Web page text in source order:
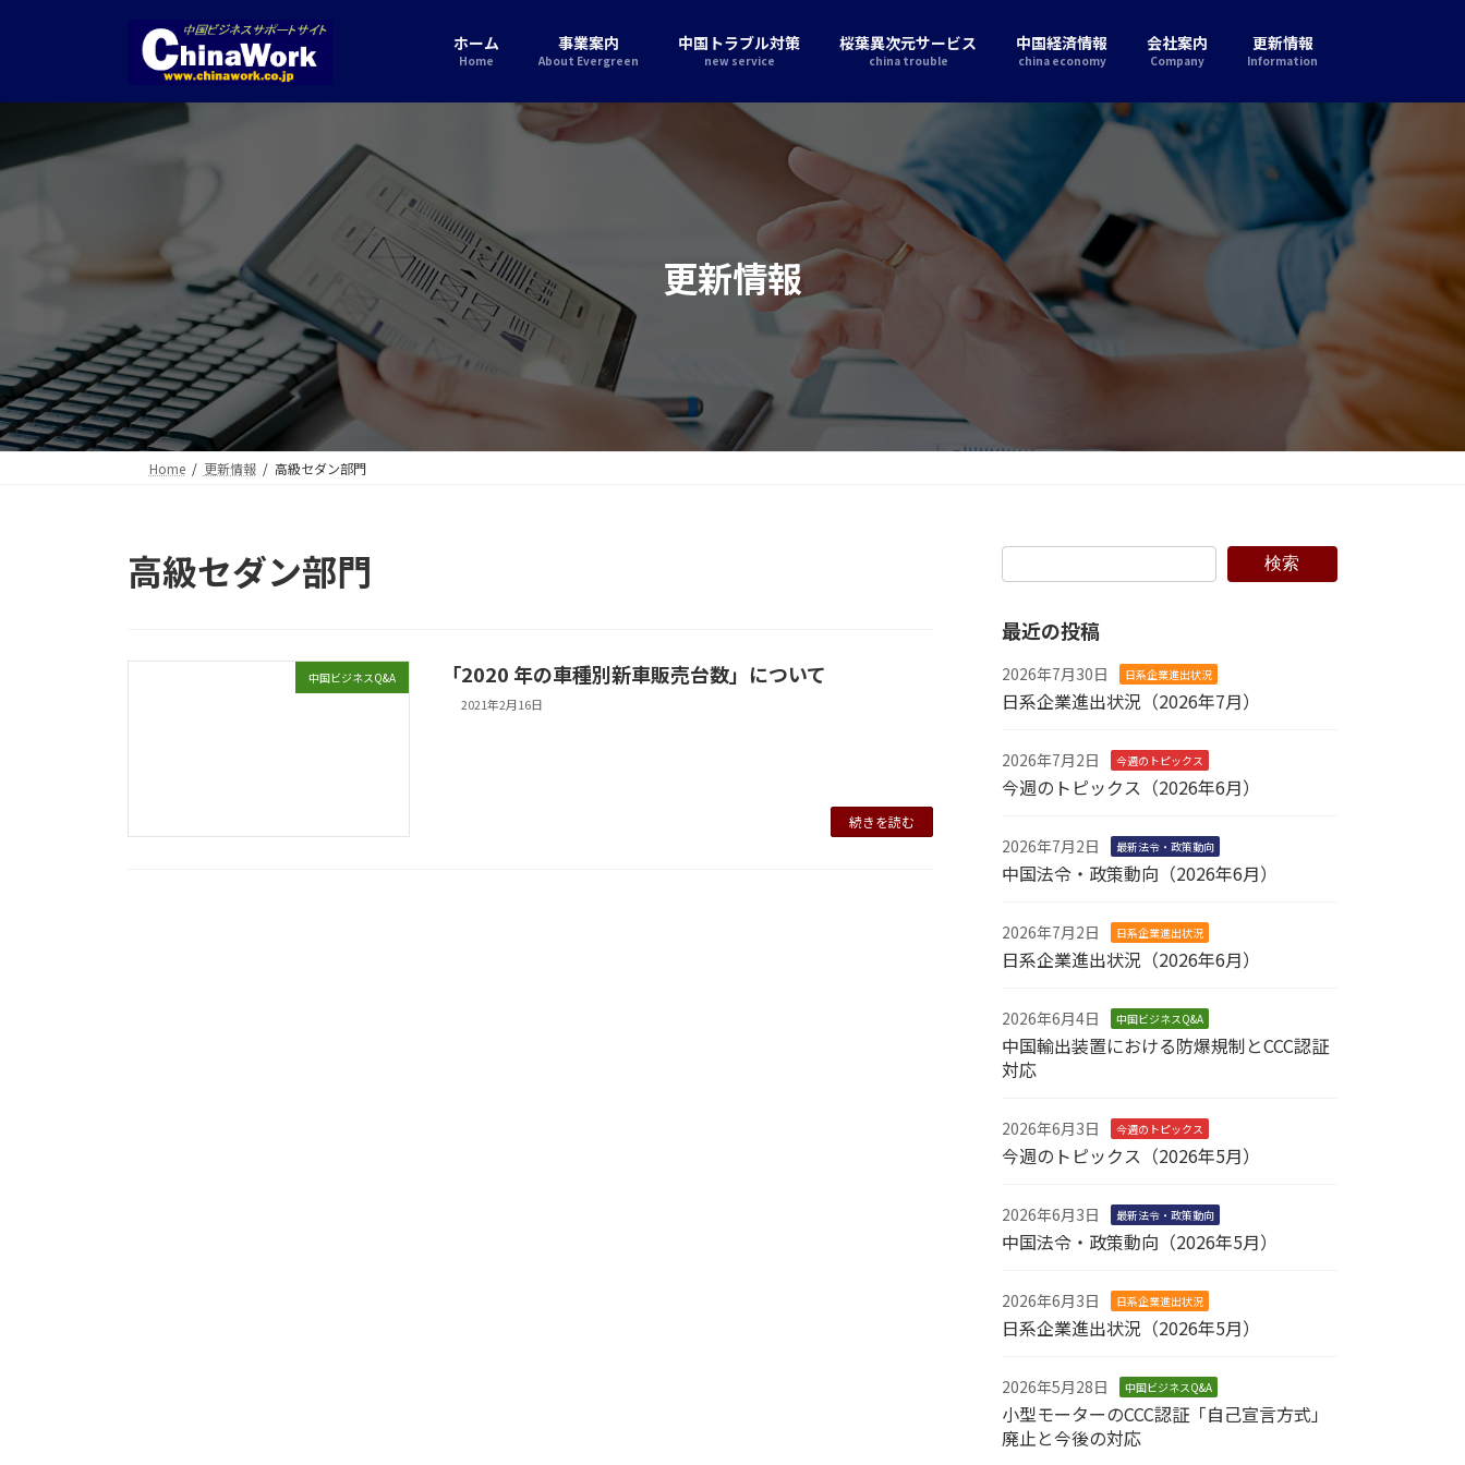
ス
ン
ホーム
Home
事業案内
About Evergreen
中国トラブル対策
new service
桜葉異次元サービス
china trouble
中国経済情報
china economy
会社案内
Company
更新情報
Information
更新情報
Home 更新情報 高級セダン部門
高級セダン部門
中国ビジネスQ&A 「2020 年の車種別新車販売台数」について
2021年2月16日
続きを読む
検索
最近の投稿
2026年7月30日 日系企業進出状況
日系企業進出状況（2026年7月）
2026年7月2日 今週のトピックス
今週のトピックス（2026年6月）
2026年7月2日 最新法令・政策動向
中国法令・政策動向（2026年6月）
2026年7月2日 日系企業進出状況
日系企業進出状況（2026年6月）
2026年6月4日 中国ビジネスQ&A
中国輸出装置における防爆規制とCCC認証
対応
2026年6月3日 今週のトピックス
今週のトピックス（2026年5月）
2026年6月3日 最新法令・政策動向
中国法令・政策動向（2026年5月）
2026年6月3日 日系企業進出状況
日系企業進出状況（2026年5月）
2026年5月28日 中国ビジネスQ&A
小型モーターのCCC認証「自己宣言方式」
廃止と今後の対応